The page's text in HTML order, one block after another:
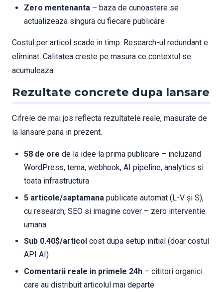
Zero mentenanta – baza de cunoastere se
actualizeaza singura cu fiecare publicare
Costul per articol scade in timp. Research-ul redundant e
eliminat. Calitatea creste pe masura ce contextul se
acumuleaza.
Rezultate concrete dupa lansare
Cifrele de mai jos reflecta rezultatele reale, masurate de
la lansare pana in prezent.
58 de ore de la idee la prima publicare – incluzand
WordPress, tema, webhook, AI pipeline, analytics si
toata infrastructura
5 articole/saptamana publicate automat (L-V și S),
cu research, SEO si imagine cover – zero interventie
umana
Sub 0.40$/articol cost dupa setup initial (doar costul
API AI)
Comentarii reale in primele 24h – cititori organici
care au distribuit articolul mai departe